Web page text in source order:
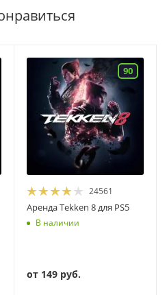
90
24561
Аренда Tekken 8 для PS5
В наличии
от 149 руб.